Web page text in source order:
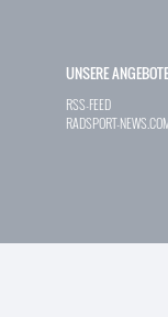
UNSERE ANGEBOTE
RSS-FEED
RADSPORT-